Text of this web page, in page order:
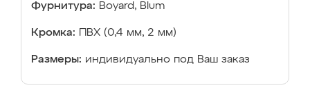
Фурнитура: Boyard, Blum
Кромка: ПВХ (0,4 мм, 2 мм)
Размеры: индивидуально под Ваш заказ